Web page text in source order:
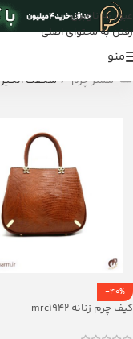
عبور به ناوبری
رفتن به محتوای اصلی
منو
مستر چرم / شگفت انگیز
-40%
کیف چرم زنانه mrc1942